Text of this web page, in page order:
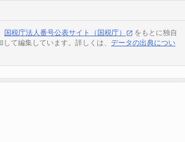
国税庁法人番号公表サイト（国税庁）
をもとに独自
て編集しています。詳しくは、 データの出典につい